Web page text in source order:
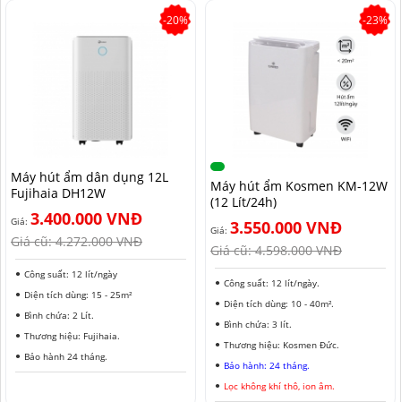
QUẢNG NAM
ĐỒNG THÁP
HÀ NAM
KIÊN GIANG
LÂM ĐỒNG
-20%
Máy hút ẩm dân dụng 12L
Fujihaia DH12W
Giá: 3.400.000 VNĐ
Giá cũ:4.272.000 VNĐ
Công suất: 12 lít/ngày
Diện tích dùng: 15 - 25m²
Bình chứa: 2 Lít.
Thương hiệu: Fujihaia.
Bảo hành 24 tháng.
-23%
Máy hút ẩm Kosmen KM-12W
(12 Lít/24h)
Giá: 3.550.000 VNĐ
Giá cũ:4.598.000 VNĐ
Công suất: 12 lít/ngày.
Diện tích dùng: 10 - 40m².
Bình chứa: 3 lít.
Thương hiệu: Kosmen Đức.
Bảo hành: 24 tháng.
Lọc không khí thô, ion âm.